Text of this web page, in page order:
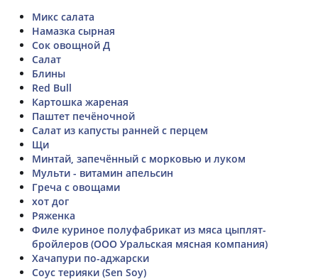
Микс салата
Намазка сырная
Сок овощной Д
Салат
Блины
Red Bull
Картошка жареная
Паштет печёночной
Салат из капусты ранней с перцем
Щи
Минтай, запечённый с морковью и луком
Мульти - витамин апельсин
Греча с овощами
хот дог
Ряженка
Филе куриное полуфабрикат из мяса цыплят-
бройлеров (ООО Уральская мясная компания)
Хачапури по-аджарски
Соус терияки (Sen Soy)